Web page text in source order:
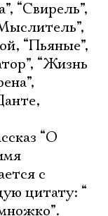
“Свирель”,
“Пьяные”,
“Жизнь
“О
с
цитату: “